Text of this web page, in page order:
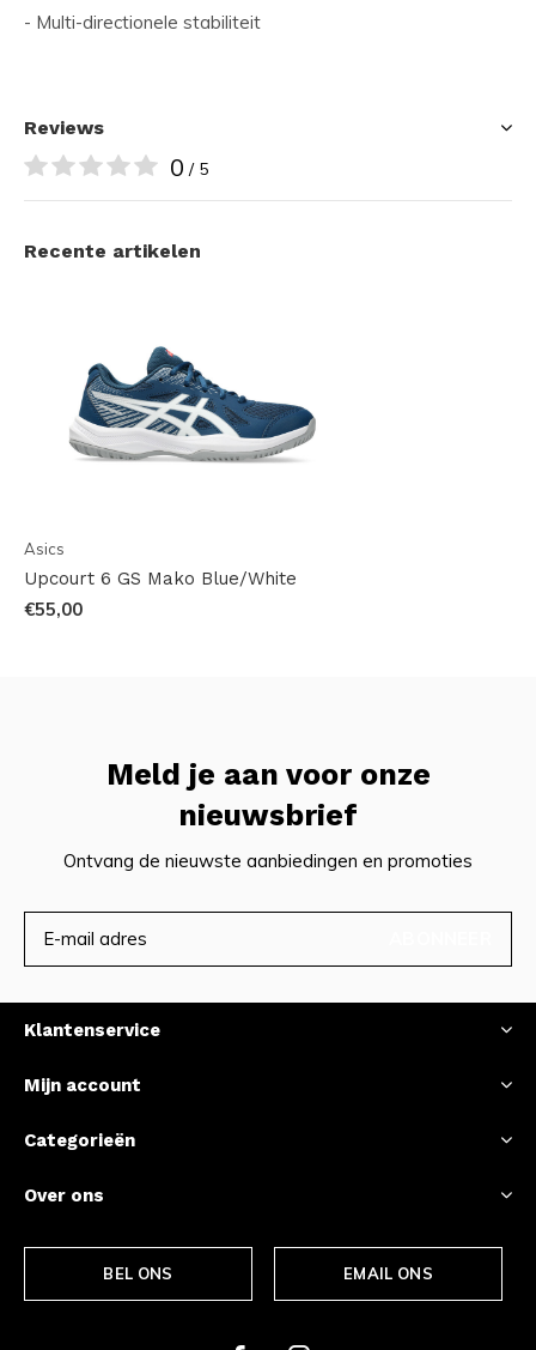
- Multi-directionele stabiliteit
Reviews
0 / 5
Recente artikelen
Asics
Upcourt 6 GS Mako Blue/White
€55,00
Meld je aan voor onze
nieuwsbrief
Ontvang de nieuwste aanbiedingen en promoties
Klantenservice
Mijn account
Categorieën
Over ons
BEL ONS EMAIL ONS